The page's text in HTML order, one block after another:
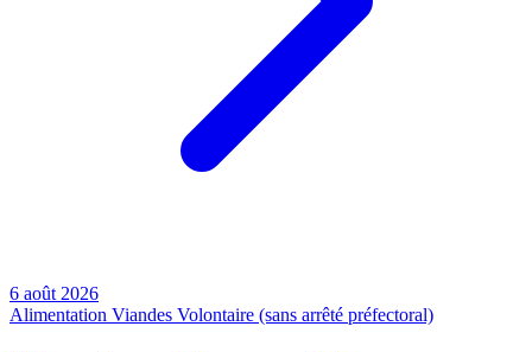
6 août 2026
Alimentation Viandes Volontaire (sans arrêté préfectoral)